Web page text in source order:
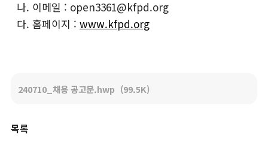
나. 이메일 : open3361@kfpd.org
다. 홈페이지 : www.kfpd.org
240710_채용 공고문.hwp (99.5K)
목록